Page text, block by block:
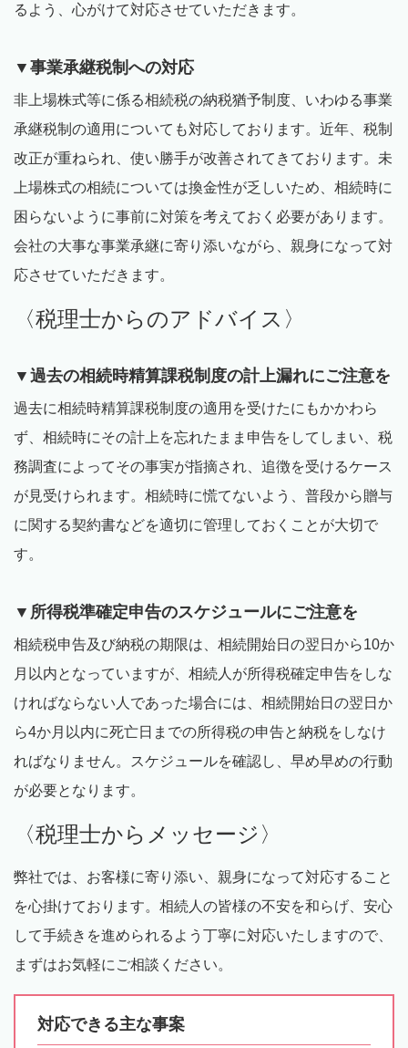
るよう、心がけて対応させていただきます。
▼事業承継税制への対応
非上場株式等に係る相続税の納税猶予制度、いわゆる事業
承継税制の適用についても対応しております。近年、税制
改正が重ねられ、使い勝手が改善されてきております。未
上場株式の相続については換金性が乏しいため、相続時に
困らないように事前に対策を考えておく必要があります。
会社の大事な事業承継に寄り添いながら、親身になって対
応させていただきます。
〈税理士からのアドバイス〉
▼過去の相続時精算課税制度の計上漏れにご注意を
過去に相続時精算課税制度の適用を受けたにもかかわら
ず、相続時にその計上を忘れたまま申告をしてしまい、税
務調査によってその事実が指摘され、追徴を受けるケース
が見受けられます。相続時に慌てないよう、普段から贈与
に関する契約書などを適切に管理しておくことが大切で
す。
▼所得税準確定申告のスケジュールにご注意を
相続税申告及び納税の期限は、相続開始日の翌日から10か
月以内となっていますが、相続人が所得税確定申告をしな
ければならない人であった場合には、相続開始日の翌日か
ら4か月以内に死亡日までの所得税の申告と納税をしなけ
ればなりません。スケジュールを確認し、早め早めの行動
が必要となります。
〈税理士からメッセージ〉
弊社では、お客様に寄り添い、親身になって対応すること
を心掛けております。相続人の皆様の不安を和らげ、安心
して手続きを進められるよう丁寧に対応いたしますので、
まずはお気軽にご相談ください。
対応できる主な事案